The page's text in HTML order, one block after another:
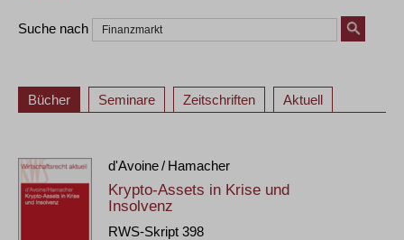
Suche nach
Bücher Seminare Zeitschriften Aktuell
d'Avoine / Hamacher
Krypto-Assets in Krise und
Insolvenz
RWS-Skript 398